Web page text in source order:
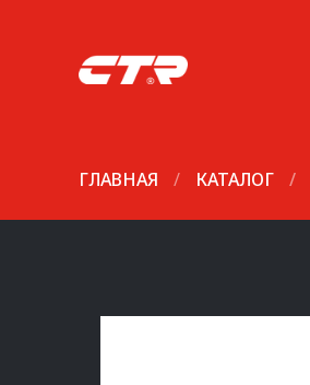
ГЛАВНАЯ / КАТАЛОГ /